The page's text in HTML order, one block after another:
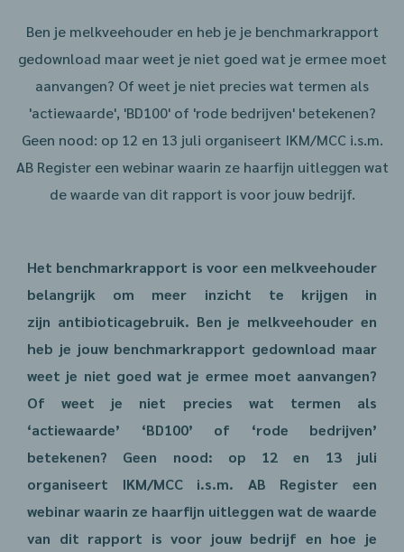
Ben je melkveehouder en heb je je benchmarkrapport
gedownload maar weet je niet goed wat je ermee moet
aanvangen? Of weet je niet precies wat termen als
'actiewaarde', 'BD100' of 'rode bedrijven' betekenen?
Geen nood: op 12 en 13 juli organiseert IKM/MCC i.s.m.
AB Register een webinar waarin ze haarfijn uitleggen wat
de waarde van dit rapport is voor jouw bedrijf.
Het benchmarkrapport is voor een melkveehouder
belangrijk om meer inzicht te krijgen in
zijn antibioticagebruik. Ben je melkveehouder en
heb je jouw benchmarkrapport gedownload maar
weet je niet goed wat je ermee moet aanvangen?
Of weet je niet precies wat termen als
‘actiewaarde’ ‘BD100’ of ‘rode bedrijven’
betekenen? Geen nood: op 12 en 13 juli
organiseert IKM/MCC i.s.m. AB Register een
webinar waarin ze haarfijn uitleggen wat de waarde
van dit rapport is voor jouw bedrijf en hoe je